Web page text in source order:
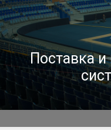
Поставка и